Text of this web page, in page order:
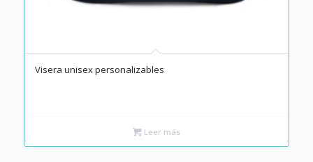
Visera unisex personalizables
Leer más